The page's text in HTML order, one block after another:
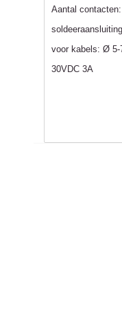
Aantal
voor kabels: Ø 5-
30VDC 3A